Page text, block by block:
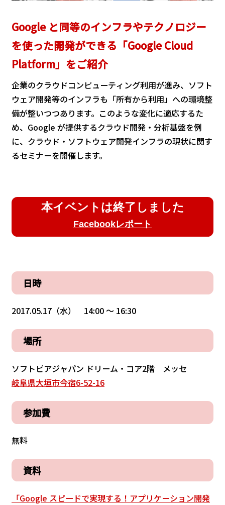
Google と同等のインフラやテクノロジー
を使った開発ができる「Google Cloud
Platform」をご紹介
企業のクラウドコンピューティング利用が進み、ソフト
ウェア開発等のインフラも「所有から利用」への環境整
備が整いつつあります。このような変化に適応するた
め、Google が提供するクラウド開発・分析基盤を例
に、クラウド・ソフトウェア開発インフラの現状に関す
るセミナーを開催します。
本イベントは終了しました
Facebookレポート
日時
2017.05.17（水） 14:00 〜 16:30
場所
ソフトピアジャパン ドリーム・コア2階 メッセ
岐阜県大垣市今宿6-52-16
参加費
無料
資料
「Google スピードで実現する！アプリケーション開発